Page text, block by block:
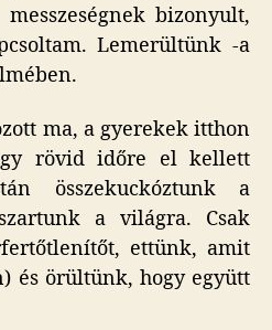
bizonyult,
Lemerültünk -a
ma, a gyerekek itthon
rövid időre el kellett
összekuckóztunk a
a világra. Csak
ettünk, amit
és örültünk, hogy együtt